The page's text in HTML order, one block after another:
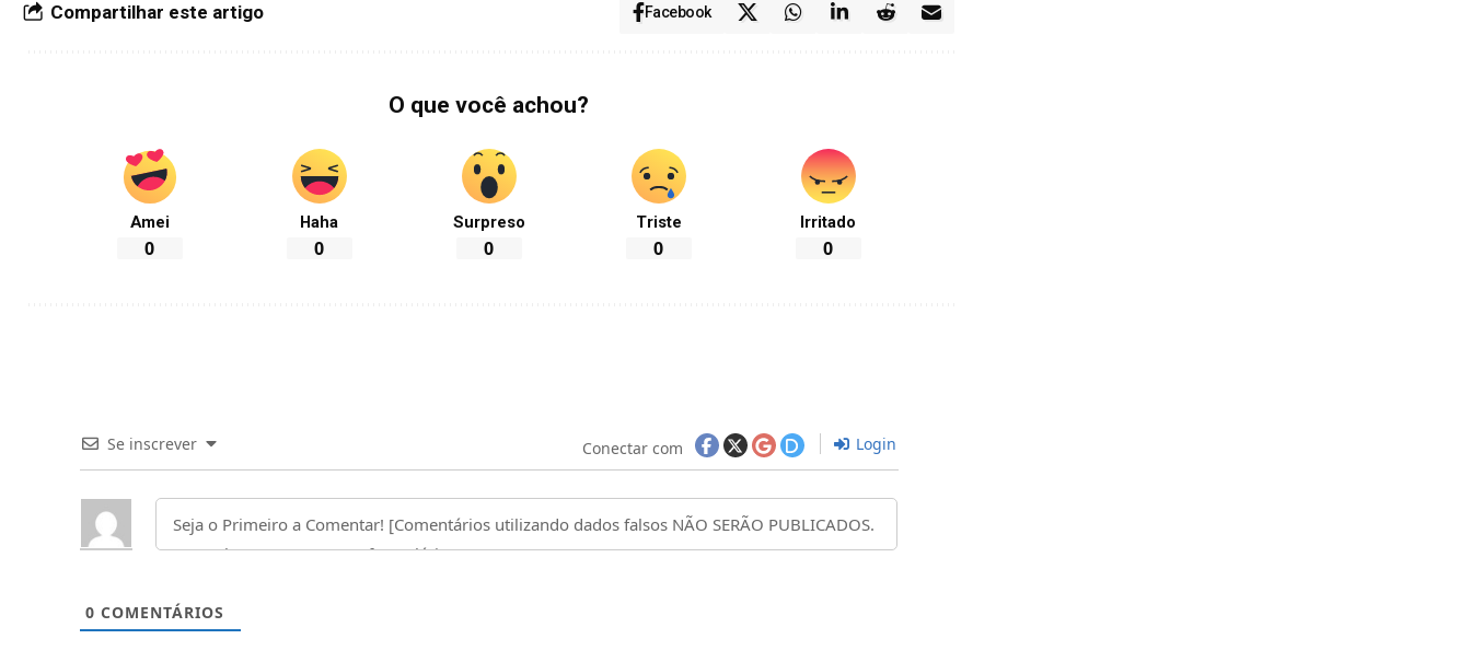
Compartilhar este artigo Facebook
O que você achou?
Amei
0
Haha
0
Surpreso
0
Triste
0
Irritado
0
Se inscrever Conectar com Login
0 COMENTÁRIOS